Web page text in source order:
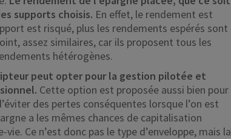
supports choisis. En effet, le rendement est
est risqué, plus les rendements espérés sont
assez similaires, car ils proposent tous les
hétérogènes.
peut opter pour la gestion pilotée et
Cette option est proposée aussi bien pour
des pertes conséquentes lorsque l’on est
a les mêmes chances de capitalisation
Ce n’est donc pas le type d’enveloppe, mais la